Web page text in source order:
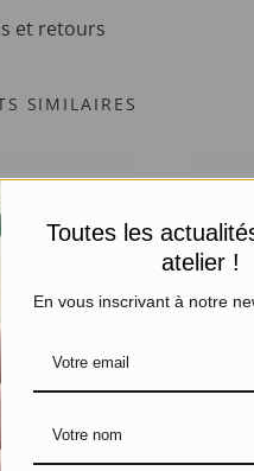
et retours
SIMILAIRES
Argent,
Toutes les
atelier !
En vous inscrivant à notre